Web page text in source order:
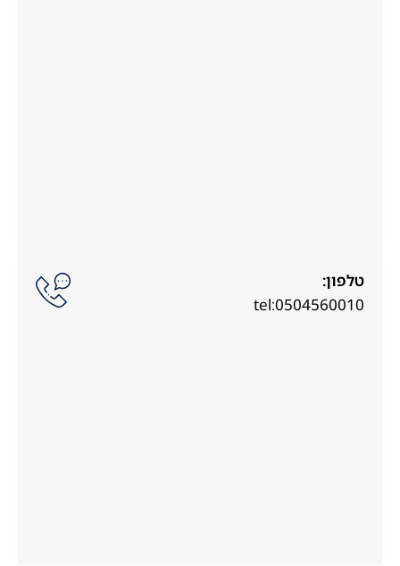
טלפון:
tel:0504560010